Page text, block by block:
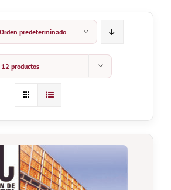
Orden predeterminado
12 productos